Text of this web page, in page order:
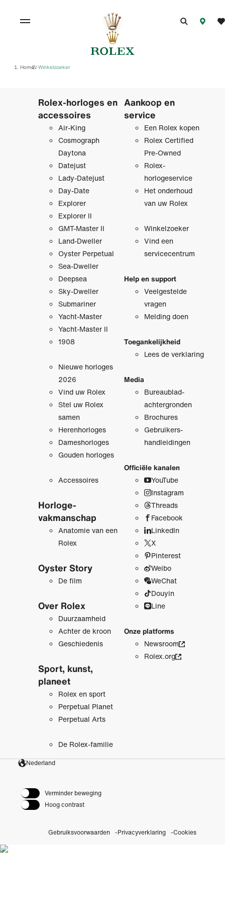
Home/ Winkelzoeker
Rolex-horloges en
accessoires
Air-King
Cosmograph
Daytona
Datejust
Lady-Datejust
Day-Date
Explorer
Explorer II
GMT-Master II
Land-Dweller
Oyster Perpetual
Sea-Dweller
Deepsea
Sky-Dweller
Submariner
Yacht-Master
Yacht-Master II
1908
Nieuwe horloges
2026
Vind uw Rolex
Stel uw Rolex
samen
Herenhorloges
Dameshorloges
Gouden horloges
Accessoires
Horloge­
vakmanschap
Anatomie van een
Rolex
Oyster Story
De film
Over Rolex
Duurzaamheid
Achter de kroon
Geschiedenis
Sport, kunst,
planeet
Rolex en sport
Perpetual Planet
Perpetual Arts
De Rolex-familie
Aankoop en
service
Een Rolex kopen
Rolex Certified
Pre‑Owned
Rolex-
horlogeservice
Het onderhoud
van uw Rolex
Winkelzoeker
Vind een
servicecentrum
Help en support
Veelgestelde
vragen
Melding doen
Toegankelijkheid
Lees de verklaring
Media
Bureaublad­
achtergronden
Brochures
Gebruikers­
handleidingen
Officiële kanalen
YouTube
Instagram
Threads
Facebook
LinkedIn
X
Pinterest
Weibo
WeChat
Douyin
Line
Onze platforms
Newsroom
Rolex.org
Nederland
Verminder beweging
Hoog contrast
Gebruiksvoorwaarden Privacyverklaring Cookies